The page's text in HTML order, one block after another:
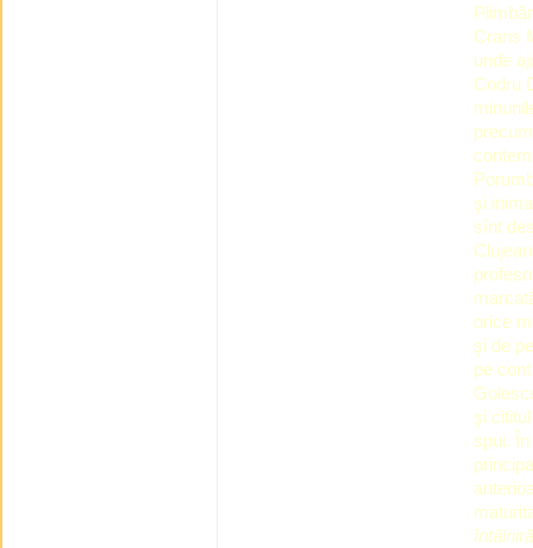
Crans
unde
Codru
şi
sînt
orice
şi de
pe
şi
spui.